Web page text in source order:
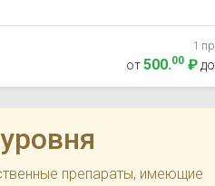
1
от500.00 ₽ до
препараты, имеющие